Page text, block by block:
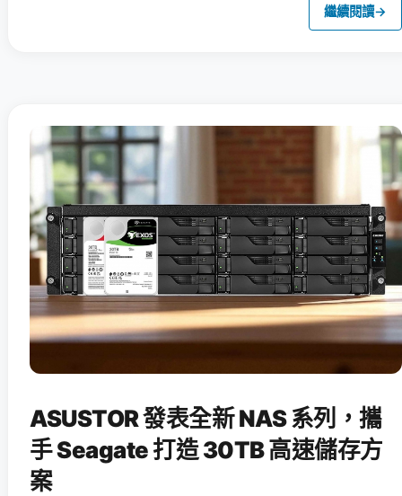
繼續閱讀→
ASUSTOR 發表全新 NAS 系列，攜
手 Seagate 打造 30TB 高速儲存方
案